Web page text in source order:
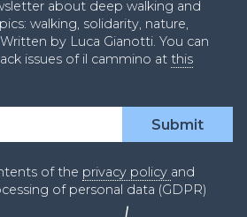
about deep walking and
walking, solidarity, nature,
by Luca Gianotti. You can
issues of il cammino at this
of the privacy policy and
of personal data (GDPR)